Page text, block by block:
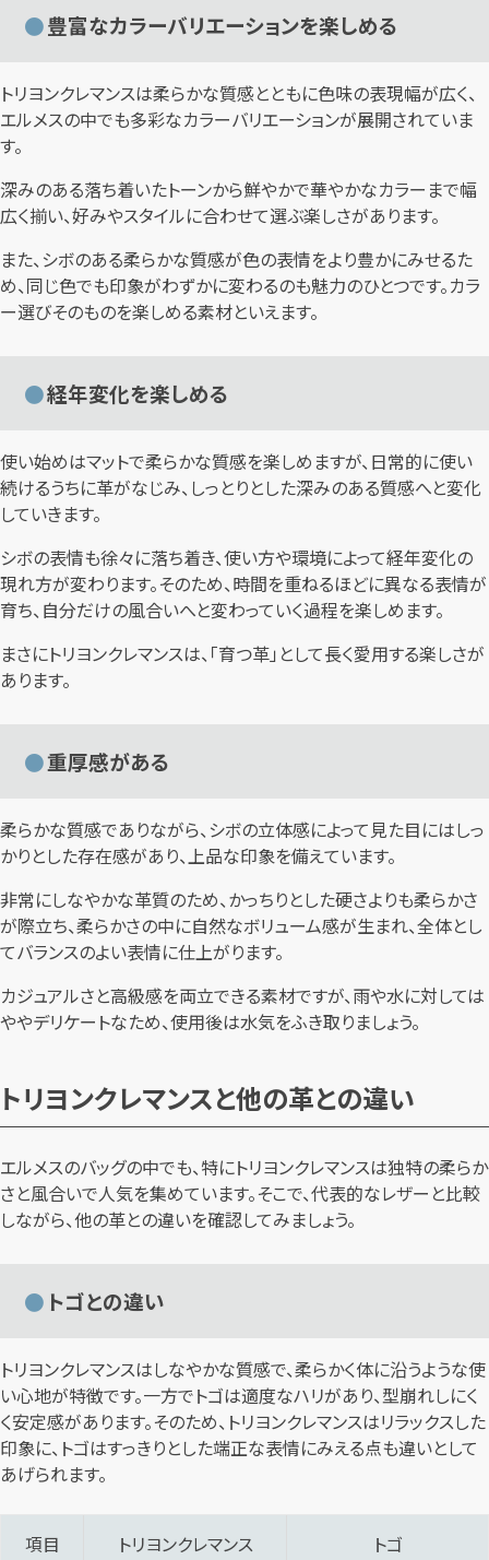
豊富なカラーバリエーションを楽しめる
トリヨンクレマンスは柔らかな質感とともに色味の表現幅が広く、
エルメスの中でも多彩なカラーバリエーションが展開されていま
す。
深みのある落ち着いたトーンから鮮やかで華やかなカラーまで幅
広く揃い、好みやスタイルに合わせて選ぶ楽しさがあります。
また、シボのある柔らかな質感が色の表情をより豊かにみせるた
め、同じ色でも印象がわずかに変わるのも魅力のひとつです。カラ
ー選びそのものを楽しめる素材といえます。
経年変化を楽しめる
使い始めはマットで柔らかな質感を楽しめますが、日常的に使い
続けるうちに革がなじみ、しっとりとした深みのある質感へと変化
していきます。
シボの表情も徐々に落ち着き、使い方や環境によって経年変化の
現れ方が変わります。そのため、時間を重ねるほどに異なる表情が
育ち、自分だけの風合いへと変わっていく過程を楽しめます。
まさにトリヨンクレマンスは、「育つ革」として長く愛用する楽しさが
あります。
重厚感がある
柔らかな質感でありながら、シボの立体感によって見た目にはしっ
かりとした存在感があり、上品な印象を備えています。
非常にしなやかな革質のため、かっちりとした硬さよりも柔らかさ
が際立ち、柔らかさの中に自然なボリューム感が生まれ、全体とし
てバランスのよい表情に仕上がります。
カジュアルさと高級感を両立できる素材ですが、雨や水に対しては
ややデリケートなため、使用後は水気をふき取りましょう。
トリヨンクレマンスと他の革との違い
エルメスのバッグの中でも、特にトリヨンクレマンスは独特の柔らか
さと風合いで人気を集めています。そこで、代表的なレザーと比較
しながら、他の革との違いを確認してみましょう。
トゴとの違い
トリヨンクレマンスはしなやかな質感で、柔らかく体に沿うような使
い心地が特徴です。一方でトゴは適度なハリがあり、型崩れしにく
く安定感があります。そのため、トリヨンクレマンスはリラックスした
印象に、トゴはすっきりとした端正な表情にみえる点も違いとして
あげられます。
項目 トリヨンクレマンス トゴ